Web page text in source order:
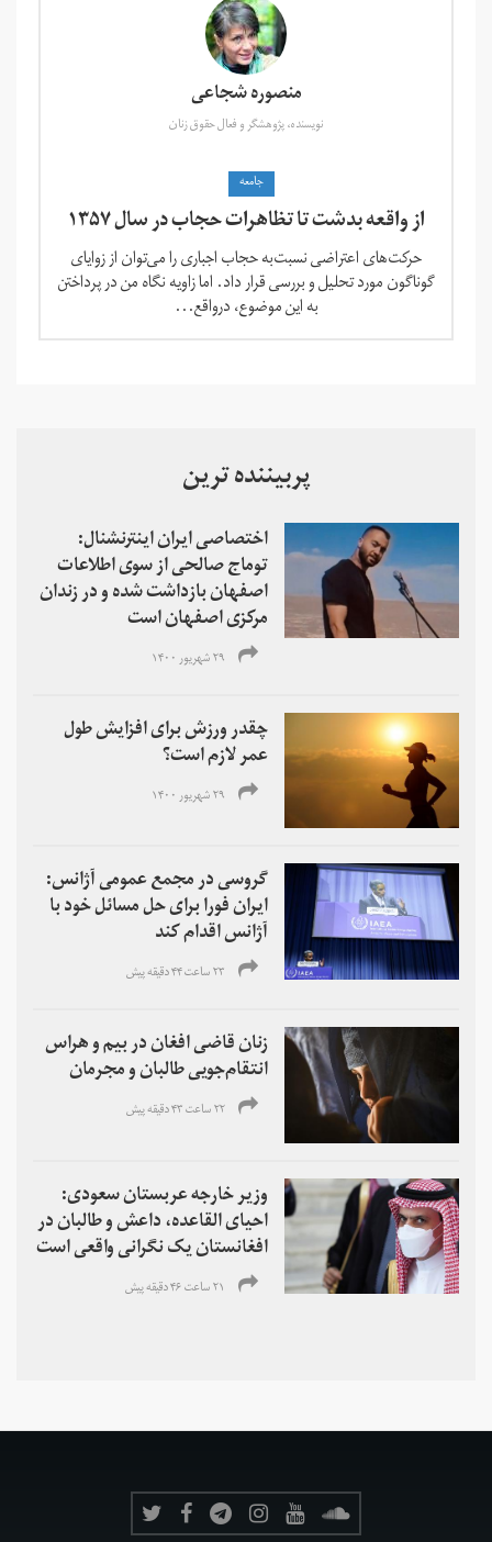
منصوره شجاعی
نویسنده، پژوهشگر و فعال حقوق زنان
جامعه
از واقعه بدشت تا تظاهرات حجاب در سال ۱۳۵۷
حرکت‌های اعتراضی نسبت‌به حجاب اجباری را می‌توان از زوایای
گوناگون مورد تحلیل و بررسی قرار داد. اما زاویه نگاه من در پرداختن
به این موضوع، درواقع...
پربیننده ترین
اختصاصی ایران اینترنشنال:
توماج صالحی از سوی اطلاعات
اصفهان بازداشت شده و در زندان
مرکزی اصفهان است
۲۹ شهریور ۱۴۰۰
چقدر ورزش برای افزایش طول
عمر لازم است؟
۲۹ شهریور ۱۴۰۰
گروسی در مجمع عمومی آژانس:
ایران فورا برای حل مسائل خود با
آژانس اقدام کند
۲۳ ساعت ۴۴ دقیقه پیش
زنان قاضی افغان در بیم و هراس
انتقام‌جویی طالبان و مجرمان
۲۲ ساعت ۴۳ دقیقه پیش
وزیر خارجه عربستان سعودی:
احیای القاعده،‌ داعش و طالبان در
افغانستان یک نگرانی واقعی است
۲۱ ساعت ۴۶ دقیقه پیش